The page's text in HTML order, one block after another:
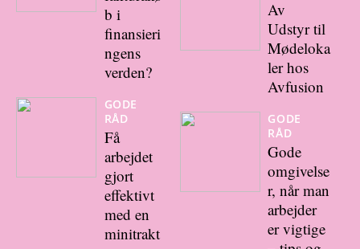
b i
finansieri
ngens
verden?
GODE
RÅD
Få
arbejdet
gjort
effektivt
med en
minitrakt
Av
Udstyr til
Mødeloka
ler hos
Avfusion
GODE
RÅD
Gode
omgivelse
r, når man
arbejder
er vigtige